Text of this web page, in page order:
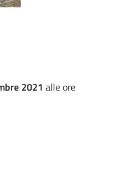
2021 alle ore